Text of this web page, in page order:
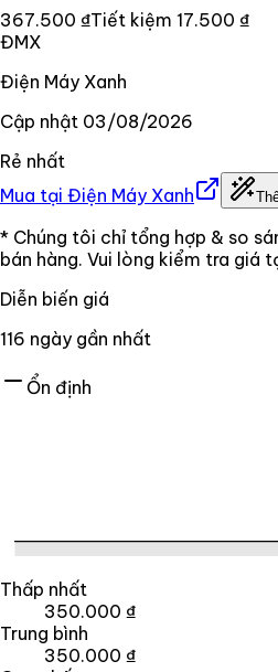
367.500 ₫Tiết kiệm 17.500 ₫
ĐMX
Điện Máy Xanh
Cập nhật 03/08/2026
Rẻ nhất
Mua tại Điện Máy Xanh
* Chúng tôi chỉ tổng hợp & so
bán hàng. Vui lòng kiểm tra giá
Diễn biến giá
116 ngày gần nhất
Ổn định
Thấp nhất
350.000 ₫
Trung bình
350.000 ₫